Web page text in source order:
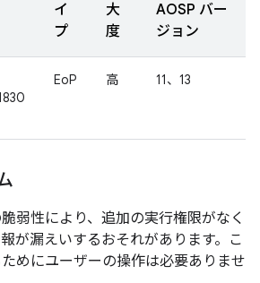
イ
プ
大
度
AOSP バー
ジョン
EoP 高 11、13
弱性により、追加の実行権限がなく
が漏えいするおそれがあります。こ
めにユーザーの操作は必要ありませ